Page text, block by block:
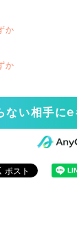
か
か
ない相手に